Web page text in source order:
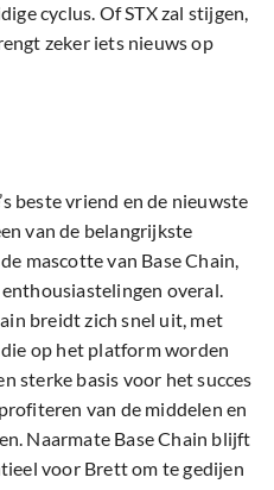
cyclus. Of STX zal stijgen,
zeker iets nieuws op
beste vriend en de nieuwste
van de belangrijkste
mascotte van Base Chain,
overal.
breidt zich snel uit, met
op het platform worden
sterke basis voor het succes
van de middelen en
Naarmate Base Chain blijft
voor Brett om te gedijen